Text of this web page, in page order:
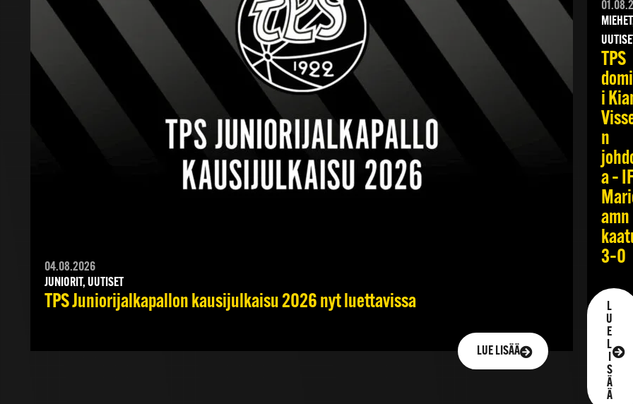
04.08.2026
JUNIORIT, UUTISET
TPS Juniorijalkapallon kausijulkaisu 2026 nyt luettavissa
LUE LISÄÄ
TPS
i
n
a –
amn
3–0
L
U
E
L
I
S
Ä
Ä